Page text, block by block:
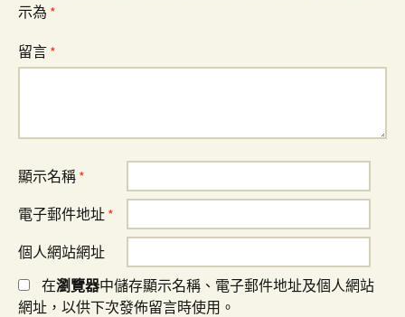
示為 *
留言 *
顯示名稱 *
電子郵件地址 *
個人網站網址
在瀏覽器中儲存顯示名稱、電子郵件地址及個人網站
網址，以供下次發佈留言時使用。